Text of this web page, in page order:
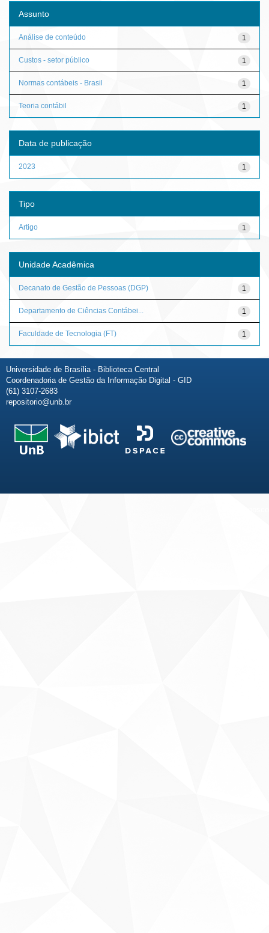
Assunto
1
Análise de conteúdo
1
Custos - setor público
1
Normas contábeis - Brasil
1
Teoria contábil
Data de publicação
1
2023
Tipo
1
Artigo
Unidade Acadêmica
1
Decanato de Gestão de Pessoas (DGP)
1
Departamento de Ciências Contábei...
1
Faculdade de Tecnologia (FT)
Universidade de Brasília - Biblioteca Central
Coordenadoria de Gestão da Informação Digital - GID
(61) 3107-2683
repositorio@unb.br